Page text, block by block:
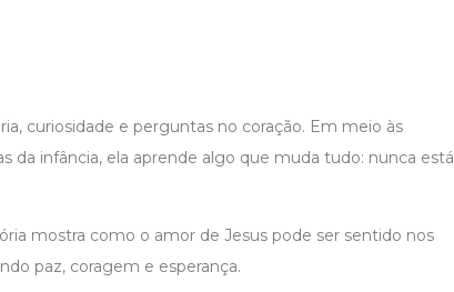
curiosidade e perguntas no coração. Em meio às
da infância, ela aprende algo que muda tudo: nunca está
mostra como o amor de Jesus pode ser sentido nos
paz, coragem e esperança.